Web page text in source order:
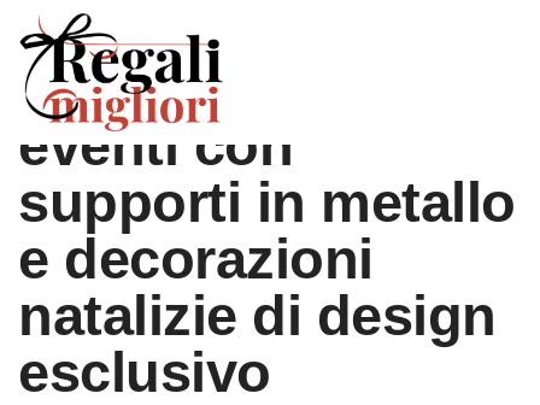
Trasforma i tuoi
eventi con
supporti in metallo
e decorazioni
natalizie di design
esclusivo